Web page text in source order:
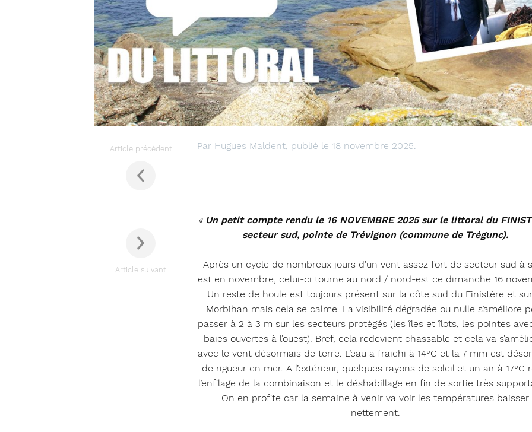
Article précédent
Article suivant
Par Hugues Maldent, publié le 18 novembre 2025.
«Un petit compte rendu le 16 NOVEMBRE 2025 sur le littoral du
secteur sud, pointe de Trévignon (commune de Trégunc).
Après un cycle de nombreux jours d’un vent assez fort de secteur sud à
est en novembre, celui-ci tourne au nord / nord-est ce dimanche 16
Un reste de houle est toujours présent sur la côte sud du Finistère et
Morbihan mais cela se calme. La visibilité dégradée ou nulle s’améliore
passer à 2 à 3 m sur les secteurs protégés (les îles et îlots, les pointes
baies ouvertes à l’ouest). Bref, cela redevient chassable et cela va
avec le vent désormais de terre. L’eau a fraichi à 14°C et la 7 mm est
de rigueur en mer. A l’extérieur, quelques rayons de soleil et un air à 17°C
l’enfilage de la combinaison et le déshabillage en fin de sortie très
On en profite car la semaine à venir va voir les températures baisser
nettement.